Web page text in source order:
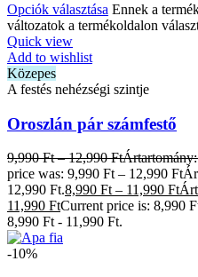
Opciók választása Ennek a
változatok a termékoldalon
Quick view
Add to wishlist
Közepes
A festés nehézségi szintje
Oroszlán pár számfestő
9,990Ft – 12,990Ft
price was: 9,990 Ft – 12,990
12,990 Ft.8,990 Ft – 11,990 Ft
11,990 FtCurrent price is: 8,990
8,990 Ft - 11,990 Ft.
-10%